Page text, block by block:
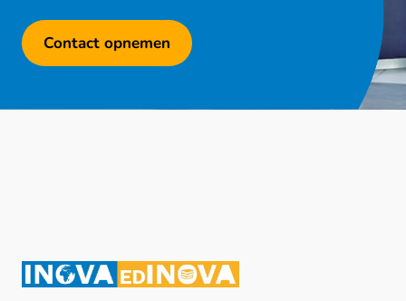
Contact opnemen